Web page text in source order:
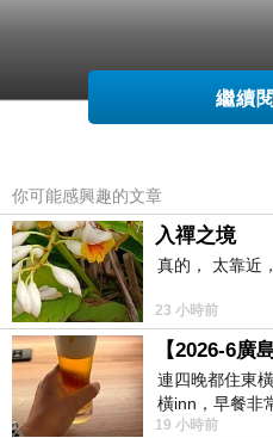
繼續
你可能感興趣的文章
入禪之境
真的， 太靠近
23 小時前
連四晚都住東
橫inn，早餐非
看到工作人員
19 小時前